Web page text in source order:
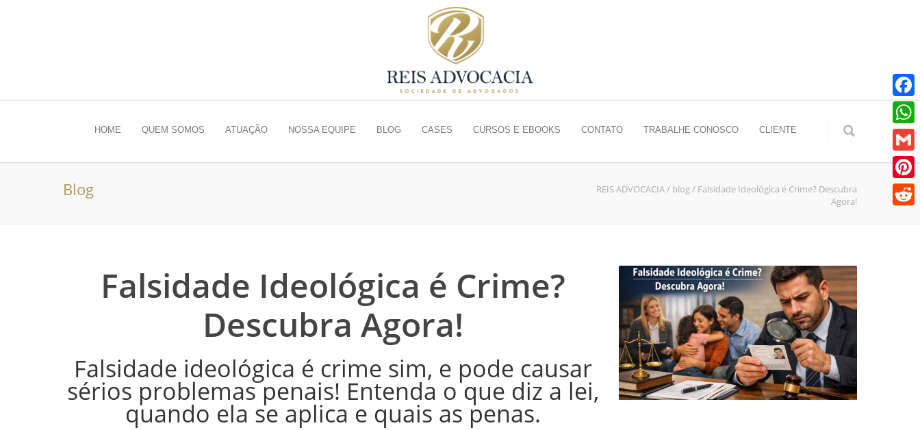
HOME QUEM SOMOS ATUAÇÃO NOSSA EQUIPE BLOG CASES CURSOS E EBOOKS CONTATO TRABALHE CONOSCO CLIENTE
Blog REIS ADVOCACIA/ blog/ Falsidade Ideológica é Crime? Descubra
Agora!
Falsidade Ideológica é Crime?
Descubra Agora!
Falsidade ideológica é crime sim, e pode causar
sérios problemas penais! Entenda o que diz a lei,
quando ela se aplica e quais as penas.
Gmail